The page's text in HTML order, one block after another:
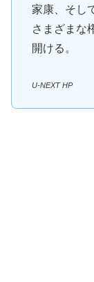
家康、そし
さまざまな
開ける。
U-NEXT HP